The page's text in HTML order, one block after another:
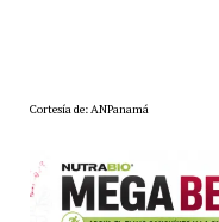
Cortesía de: ANPanamá